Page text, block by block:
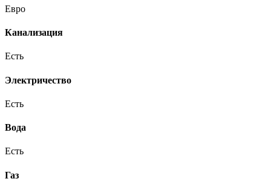
Евро
Канализация
Есть
Электричество
Есть
Вода
Есть
Газ